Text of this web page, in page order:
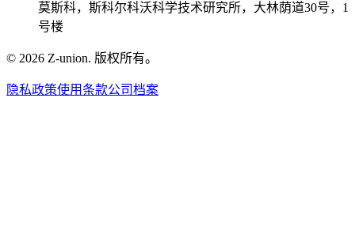
莫斯科，斯科尔科沃科学技术研究所，大林荫道30号，1
号楼
© 2026 Z-union. 版权所有。
隐私政策使用条款公司档案